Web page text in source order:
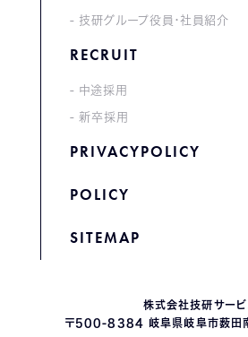
技研グループ役員・社員紹介
RECRUIT
中途採用
新卒採用
PRIVACYPOLICY
POLICY
SITEMAP
株式会社技研サービ
〒500-8384 岐阜県岐阜市薮田